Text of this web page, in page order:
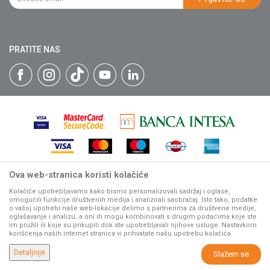
Matični broj: 07593252
Katalozi
Isporuka
Plaćanje karticama
Web kredit Raiffeisen banke
Pravo na odustajanje
Povraćaj sredstava
Zamena artikala
PRATITE NAS
Nastojimo da budemo što precizniji u opisu proizvoda, prikazu
slika i samih cena, ali ne možemo garantovati da su sve
informacije kompletne i bez grešaka.
Svi artikli prikazani na sajtu su deo naše ponude, ali ne
podrazumeva da su dostupni u svakom trenutku.
©2026www.villagerstore.com . Sva prava zadržana.
Ova web-stranica koristi kolačiće
Kolačiće upotrebljavamo kako bismo personalizovali sadržaj i oglase,
omogućili funkcije društvenih medija i analizirali saobraćaj. Isto tako, podatke
o vašoj upotrebi naše web-lokacije delimo s partnerima za društvene medije,
oglašavanje i analizu, a oni ih mogu kombinovati s drugim podacima koje ste
im pružili ili koje su prikupili dok ste upotrebljavali njihove usluge. Nastavkom
korišćenja naših internet stranica vi prihvatate našu upotrebu kolačića.
Detaljnije Slažem se